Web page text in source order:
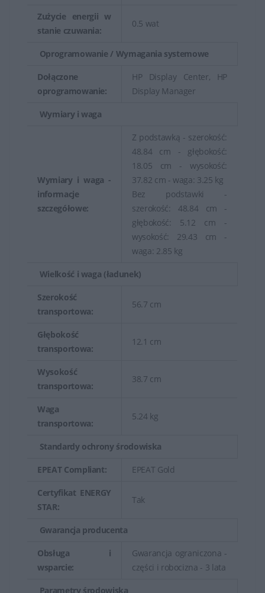
Zużycie energii w
stanie czuwania:
0.5 wat
Oprogramowanie / Wymagania systemowe
Dołączone
oprogramowanie:
HP Display Center, HP
Display Manager
Wymiary i waga
Wymiary i waga -
informacje
szczegółowe:
Z podstawką - szerokość:
48.84 cm - głębokość:
18.05 cm - wysokość:
37.82 cm - waga: 3.25 kg
Bez podstawki -
szerokość: 48.84 cm -
głębokość: 5.12 cm -
wysokość: 29.43 cm -
waga: 2.85 kg
Wielkość i waga (ładunek)
Szerokość
transportowa:
56.7 cm
Głębokość
transportowa:
12.1 cm
Wysokość
transportowa:
38.7 cm
Waga
transportowa:
5.24 kg
Standardy ochrony środowiska
EPEAT Compliant: EPEAT Gold
Certyfikat ENERGY
STAR:
Tak
Gwarancja producenta
Obsługa i
wsparcie:
Gwarancja ograniczona -
części i robocizna - 3 lata
Parametry środowiska